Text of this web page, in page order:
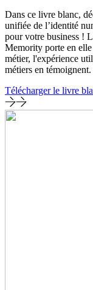
Dans ce livre blanc,
unifiée de l’identité
pour votre business !
Memority porte en elle
métier, l'expérience
métiers en témoignent.
Télécharger le livre